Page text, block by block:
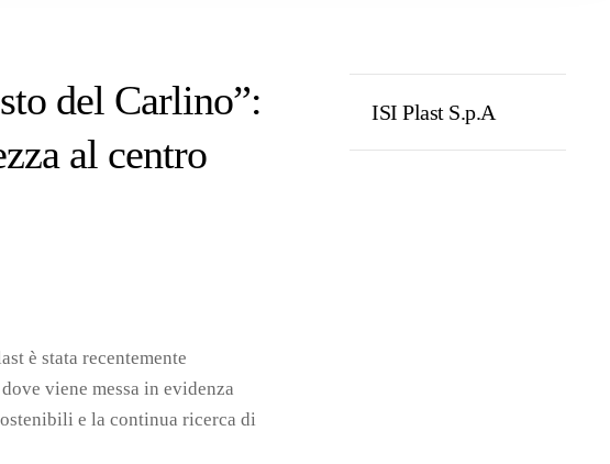
del Carlino”:
al centro
è stata recentemente
viene messa in evidenza
e la continua ricerca di
ISI Plast S.p.A